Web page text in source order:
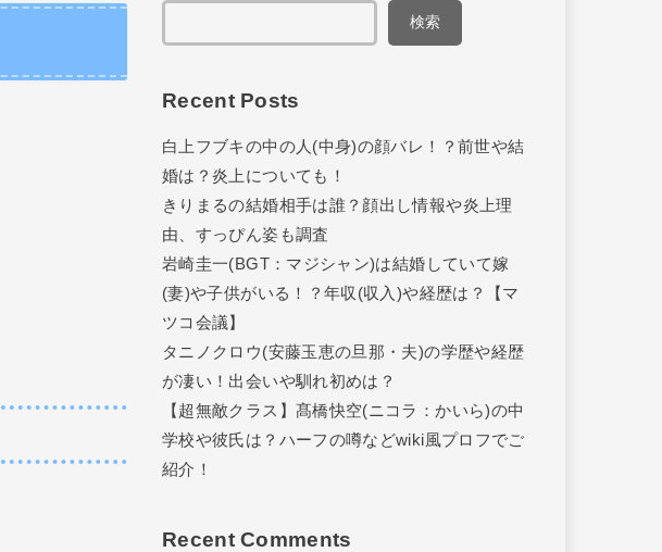
検索
Recent Posts
白上フブキの中の人(中身)の顔バレ！？前世や結
婚は？炎上についても！
きりまるの結婚相手は誰？顔出し情報や炎上理
由、すっぴん姿も調査
岩崎圭一(BGT：マジシャン)は結婚していて嫁
(妻)や子供がいる！？年収(収入)や経歴は？【マ
ツコ会議】
タニノクロウ(安藤玉恵の旦那・夫)の学歴や経歴
が凄い！出会いや馴れ初めは？
【超無敵クラス】髙橋快空(ニコラ：かいら)の中
学校や彼氏は？ハーフの噂などwiki風プロフでご
紹介！
Recent Comments